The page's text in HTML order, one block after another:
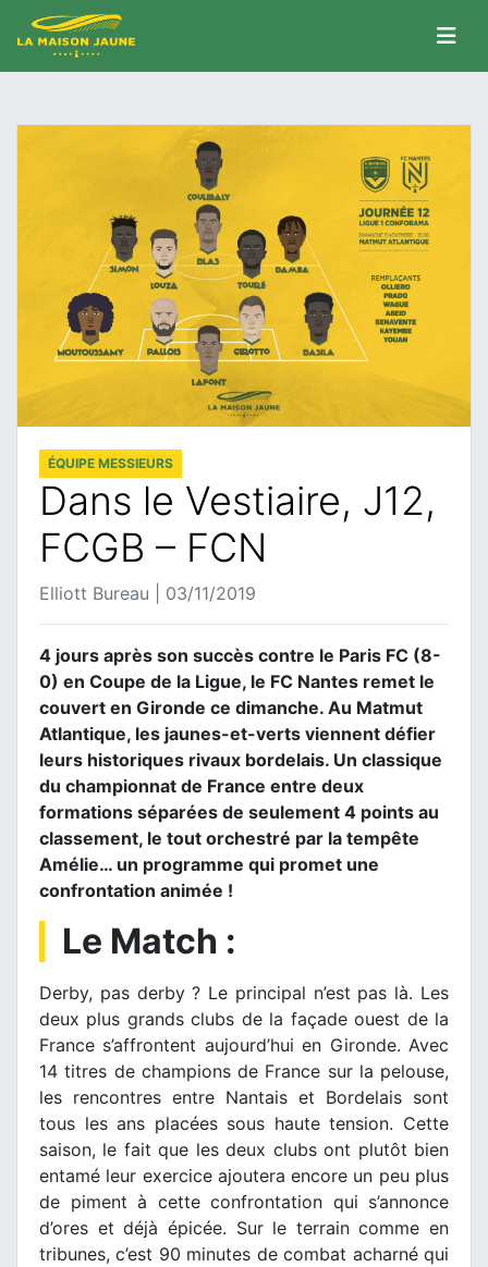
ÉQUIPE MESSIEURS
Dans le Vestiaire, J12,
FCGB – FCN
Elliott Bureau | 03/11/2019
4 jours après son succès contre le Paris FC (8-
0) en Coupe de la Ligue, le FC Nantes remet le
couvert en Gironde ce dimanche. Au Matmut
Atlantique, les jaunes-et-verts viennent défier
leurs historiques rivaux bordelais. Un classique
du championnat de France entre deux
formations séparées de seulement 4 points au
classement, le tout orchestré par la tempête
Amélie… un programme qui promet une
confrontation animée !
Le Match :
Derby, pas derby ? Le principal n’est pas là. Les
deux plus grands clubs de la façade ouest de la
France s’affrontent aujourd’hui en Gironde. Avec
14 titres de champions de France sur la pelouse,
les rencontres entre Nantais et Bordelais sont
tous les ans placées sous haute tension. Cette
saison, le fait que les deux clubs ont plutôt bien
entamé leur exercice ajoutera encore un peu plus
de piment à cette confrontation qui s’annonce
d’ores et déjà épicée. Sur le terrain comme en
tribunes, c’est 90 minutes de combat acharné qui